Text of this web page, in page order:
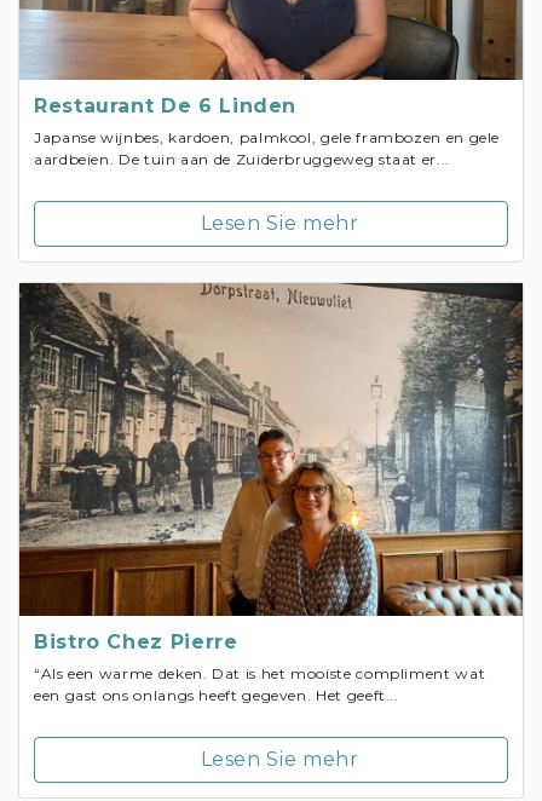
Restaurant De 6 Linden
Japanse wijnbes, kardoen, palmkool, gele frambozen en gele
aardbeien. De tuin aan de Zuiderbruggeweg staat er...
Lesen Sie mehr
Bistro Chez Pierre
“Als een warme deken. Dat is het mooiste compliment wat
een gast ons onlangs heeft gegeven. Het geeft...
Lesen Sie mehr